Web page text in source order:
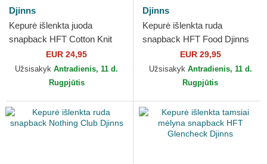
Djinns
Kepurė išlenkta juoda
snapback HFT Cotton Knit
EUR 24,95
Užsisakyk Antradienis, 11 d.
Rugpjūtis
Djinns
Kepurė išlenkta ruda
snapback HFT Food Djinns
EUR 29,95
Užsisakyk Antradienis, 11 d.
Rugpjūtis